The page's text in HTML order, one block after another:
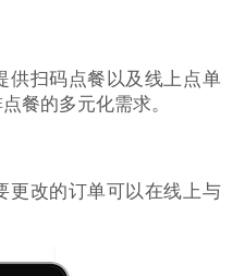
供扫码点餐以及线上点单
餐的多元化需求。
更改的订单可以在线上与